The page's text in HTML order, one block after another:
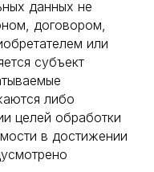
данных не
договором,
или
субъект
либо
целей обработки
в достижении